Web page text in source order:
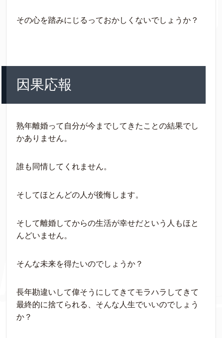
その心を踏みにじるっておかしくないでしょうか？
因果応報
熟年離婚って自分が今までしてきたことの結果でし
かありません。
誰も同情してくれません。
そしてほとんどの人が後悔します。
そして離婚してからの生活が幸せだという人もほと
んどいません。
そんな未来を得たいのでしょうか？
長年勘違いして偉そうにしてきてモラハラしてきて
最終的に捨てられる、そんな人生でいいのでしょう
か？